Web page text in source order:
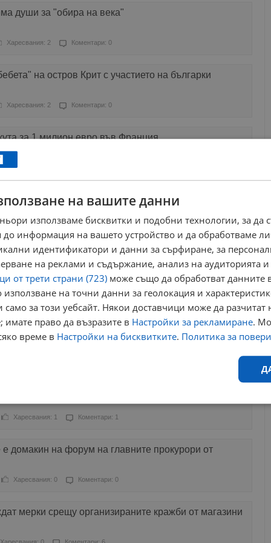
души за "обира на века"
Харесвания: 2 Коментари: 0
на остров Крит с участието на българки
Харесвания: 2 Коментари: 0
за 1 милион евро във Франция
Харесвания: 0
операция на граничните пунктове с участие на
Харесвания: 0
е ограбен от дребни престъпници
Харесвания: 0 Коментари: 0
на ГДБОП в митницата в Русе
Харесвания: 1 Коментари: 1
домакин на форум на главните прокурори от
Харесвания: 0 Коментари: 0
мерки срещу организираните кражби от магазини
на вашите данни
използваме бисквитки и подобни технологии, за да
до информация на вашето устройство и да обработваме
идентификатори и данни за сърфиране, за
на реклами и съдържание, анализ на аудиторията
от трети страни (723) може също да обработват данните
на точни данни за геолокация и
за този уебсайт. Някои доставчици може да разчитат
имате право да възразите в Настройки за рекламиране.
време в Настройки на бисквитките. Политика за
Ефективност Таргетиране Функционалност